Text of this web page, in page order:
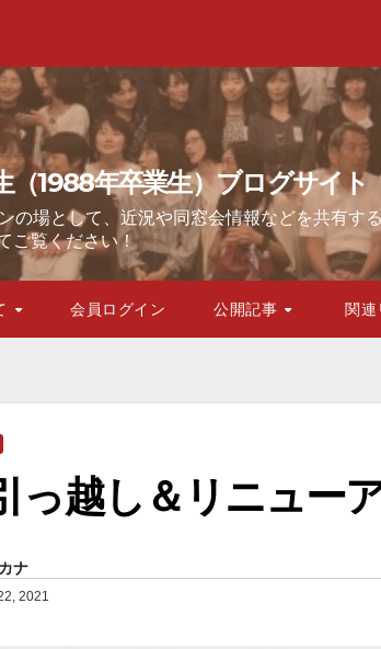
（1988年卒業生）ブログサイト
の場として、近況や同窓会情報などを共有す
ご覧ください！
会員ログイン 公開記事 関連
っ越し＆リニュー
ナ
2021